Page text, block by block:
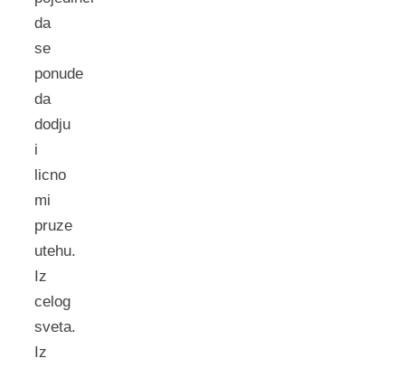
da
se
ponude
da
dodju
i
licno
mi
pruze
utehu.
Iz
celog
sveta.
Iz